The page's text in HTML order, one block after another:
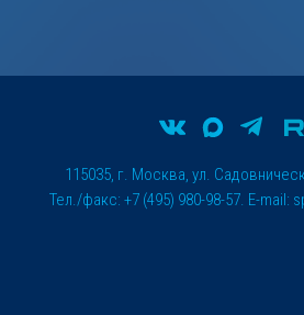
115035, г. Москва, ул.
Тел./факс: +7 (495) 980-98-57. E-mail: